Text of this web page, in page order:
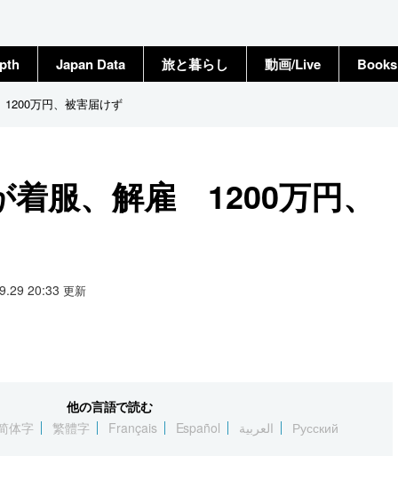
Japan Data 旅と暮らし 動画/Live Books
万円、被害届けず
着服、解雇 1200万円、
20:33 更新
他の言語で読む
体字 繁體字 Français Español العربية Русский